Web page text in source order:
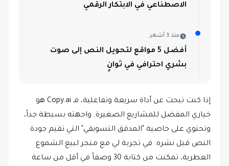
الاصطناعي في الابتكار الرقمي
منذ 3 أشهر
أفضل 5 مواقع لتحويل النص إلى صوت
بشري احترافي في ثوانٍ
إذا كنت تبحث عن أداة سريعة وتفاعلية، فـ Copy.ai هو
خياري المفضل للمشاريع الصغيرة. واجهته بسيطة جداً،
وتحتوي على خاصية "المدقق التسويقي" التي تقيم جودة
النص قبل نشره. في تجربة لي مع متجر لبيع الشموع
العطرية، تمكنت من كتابة 30 وصفاً في أقل من ساعة